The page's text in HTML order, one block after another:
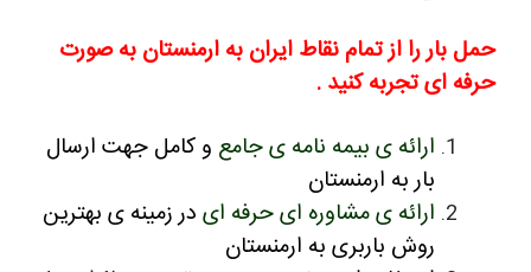
حمل بار را از تمام نقاط ایران به ارمنستان به صورت
حرفه ای تجربه کنید .
ارائه ی بیمه نامه ی جامع و کامل جهت ارسال
بار به ارمنستان
ارائه ی مشاوره ای حرفه ای در زمینه ی بهترین
روش باربری به ارمنستان